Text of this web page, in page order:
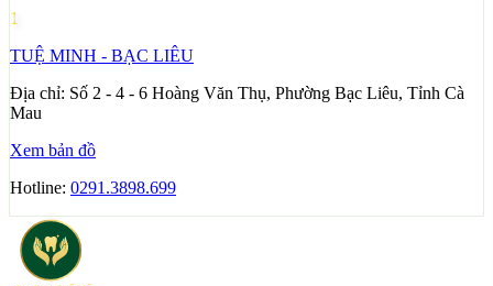
1
TUỆ MINH - BẠC LIÊU
Địa chỉ: Số 2 - 4 - 6 Hoàng Văn Thụ, Phường Bạc Liêu, Tỉnh Cà
Mau
Xem bản đồ
Hotline: 0291.3898.699